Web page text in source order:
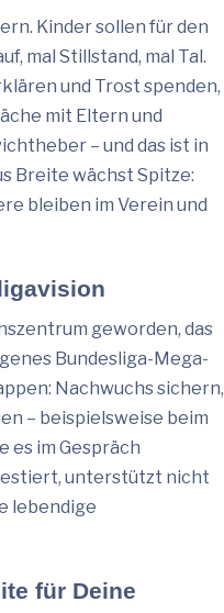
Kinder sollen für den
mal Stillstand, mal Tal.
und Trost spenden,
mit Eltern und
– und das ist in
Breite wächst Spitze:
bleiben im Verein und
geworden, das
Bundesliga-Mega-
Nachwuchs sichern,
– beispielsweise beim
es im Gespräch
unterstützt nicht
lebendige
für Deine